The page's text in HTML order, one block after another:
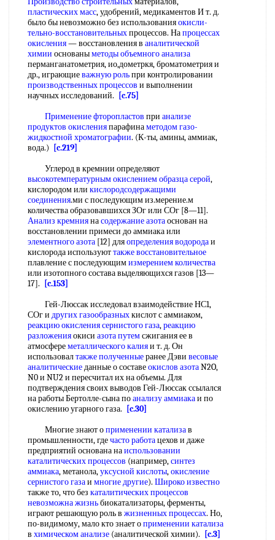
пластических масс, удобрений, медикаментов И т. д.
было бы невозможно без использованияокисли-
тельно-восстановительныхпроцессов. Напроцессах
окисления— восстановления в аналитической
химии основаныметоды объемного анализа
перманганатометрия, ио,дометркя, броматометрия и
др., играющиеважную рольпри контролировании
производственных процессов и выполнении
научных исследований.
[c.75]
Применение фторопластов при анализе
продуктов окисленияпарафинаметодом газо-
жидкостной хроматографии. (К-ты, амины, аммиак,
вода.)
[c.219]
Углерод в кремнии определяют
высокотемпературным окислениемобразца серой,
кислородом или кислородсодержащими
соединения.ми с последующим из.мерение.м
количества образовавшихся ЗОг или СОг [8—11].
Анализ кремниянасодержание азотаоснован на
восстановлении примеси до аммиака или
элементного азота [12] дляопределения водородаи
кислорода используюттакже восстановительное
плавление с последующимизмерением количества
или изотопного состава выделяющихся газов [13—
17].
[c.153]
Гей-Люссак исследовал взаимодействие НС1,
СОг и других газообразныхкислот с аммиаком,
реакцию окисления сернистого газа,реакцию
разложенияокиси азота путемсжигания ее в
атмосфереметаллического калияи т. д. Он
использовалтакже полученныеранее Дэви весовые
аналитическиеданные о составеокислов азотаN2O,
N0 и NU2 и пересчитал их на объемы. Для
подтверждения своих выводов Гей-Люссак ссылался
на работы Бертолле-сына поанализу аммиакаи по
окислению угарного газа.
[c.30]
Многие знают оприменении катализав
промышленности, гдечасто работацехов и даже
предприятий основана наиспользовании
каталитических процессов (например,синтез
аммиака, метанола,уксусной кислоты,окисление
сернистого газаи многие другие). Широко известно
также то, что без каталитических процессов
невозможна жизньбиокатализаторы, ферменты,
играют решающую роль в жизненных процессах. Но,
по-видимому, мало кто знает оприменении катализа
в химическом анализе (аналитической химии). [c.3]